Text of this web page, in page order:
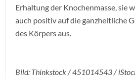
Erhaltung der Knochenmasse, sie
auch positiv auf die ganzheitliche
des Körpers aus.
Bild: Thinkstock / 451014543 /